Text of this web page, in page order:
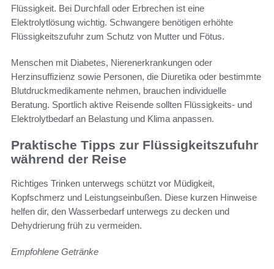
Flüssigkeit. Bei Durchfall oder Erbrechen ist eine
Elektrolytlösung wichtig. Schwangere benötigen erhöhte
Flüssigkeitszufuhr zum Schutz von Mutter und Fötus.
Menschen mit Diabetes, Nierenerkrankungen oder
Herzinsuffizienz sowie Personen, die Diuretika oder bestimmte
Blutdruckmedikamente nehmen, brauchen individuelle
Beratung. Sportlich aktive Reisende sollten Flüssigkeits- und
Elektrolytbedarf an Belastung und Klima anpassen.
Praktische Tipps zur Flüssigkeitszufuhr
während der Reise
Richtiges Trinken unterwegs schützt vor Müdigkeit,
Kopfschmerz und Leistungseinbußen. Diese kurzen Hinweise
helfen dir, den Wasserbedarf unterwegs zu decken und
Dehydrierung früh zu vermeiden.
Empfohlene Getränke